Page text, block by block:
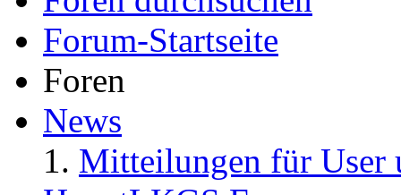
Forum-Startseite
Foren
News
Mitteilungen für User